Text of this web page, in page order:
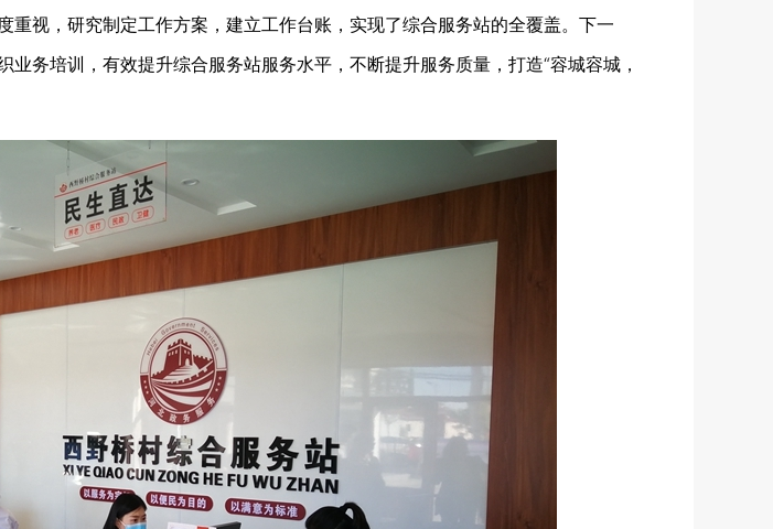
视，研究制定工作方案，建立工作台账，实现了综合服务站的全覆盖。下一
务培训，有效提升综合服务站服务水平，不断提升服务质量，打造“容城容城，